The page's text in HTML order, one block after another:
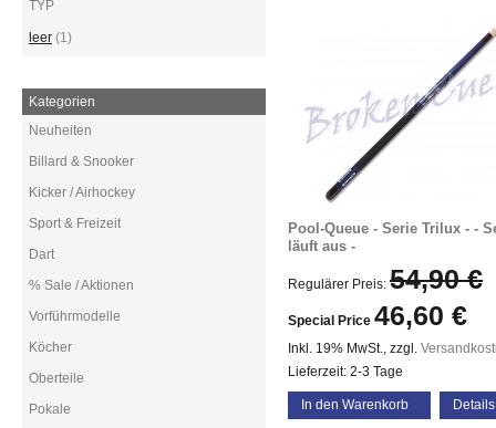
Pool-Queue - Serie Trilux - -
läuft aus -
Regulärer Preis: 54,90 €
Special Price 46,60 €
Inkl. 19% MwSt., zzgl.
Lieferzeit: 2-3 Tage
In den Warenkorb Details
TYP
leer (1)
Kategorien
Neuheiten
Billard & Snooker
Kicker / Airhockey
Sport & Freizeit
Dart
% Sale / Aktionen
Vorführmodelle
Köcher
Oberteile
Pokale